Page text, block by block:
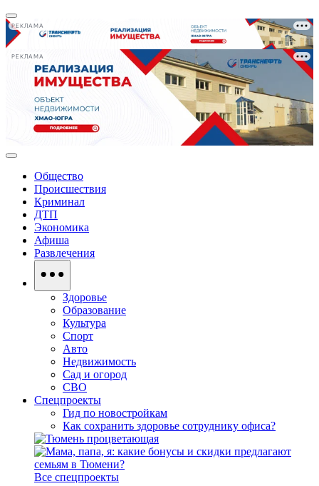
РЕКЛАМА
РЕКЛАМА
Общество
Происшествия
Криминал
ДТП
Экономика
Афиша
Развлечения
Здоровье
Образование
Культура
Спорт
Авто
Недвижимость
Сад и огород
СВО
Спецпроекты
Гид по новостройкам
Как сохранить здоровье сотруднику офиса?
Все спецпроекты